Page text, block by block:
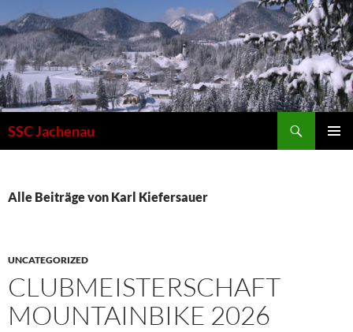
Inhalt
springen
SSC Jachenau
Alle Beiträge von Karl Kiefersauer
UNCATEGORIZED
CLUBMEISTERSCHAFT
MOUNTAINBIKE 2026